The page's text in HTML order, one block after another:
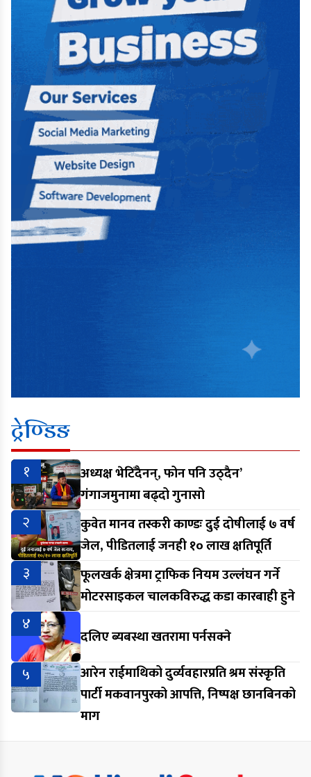
ट्रेण्डिङ
१
अध्यक्ष भेटिँदैनन्, फोन पनि उठ्दैन’
गंगाजमुनामा बढ्दो गुनासो
२
कुवेत मानव तस्करी काण्डः दुई दोषीलाई ७ वर्ष
जेल, पीडितलाई जनही १० लाख क्षतिपूर्ति
३
फूलखर्क क्षेत्रमा ट्राफिक नियम उल्लंघन गर्ने
मोटरसाइकल चालकविरुद्ध कडा कारबाही हुने
४
दलिए ब्यबस्था खतरामा पर्नसक्ने
५
आरेन राईमाथिको दुर्व्यवहारप्रति श्रम संस्कृति
पार्टी मकवानपुरको आपत्ति, निष्पक्ष छानबिनको
माग